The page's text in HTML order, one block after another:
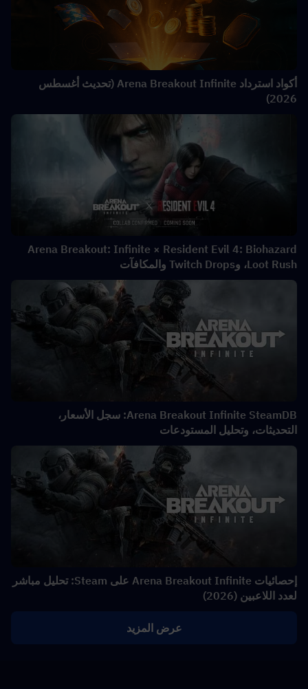
أكواد استرداد Arena Breakout Infinite (تحديث أغسطس
2026)
Arena Breakout: Infinite × Resident Evil 4: Biohazard
Loot Rush، وTwitch Drops والمكافآت
Arena Breakout Infinite SteamDB: سجل الأسعار،
التحديثات، وتحليل المستودعات
إحصائيات Arena Breakout Infinite على Steam: تحليل مباشر
لعدد اللاعبين (2026)
عرض المزيد